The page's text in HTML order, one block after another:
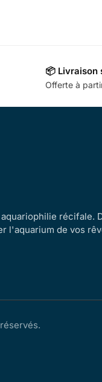
📦 Livraison
Offerte à
récifale.
l'aquarium de vos